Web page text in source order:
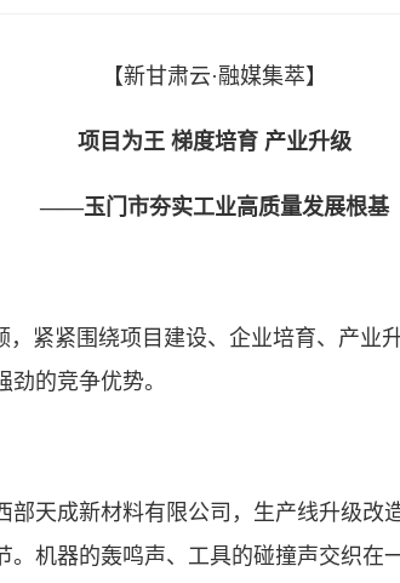
【新甘肃云·融媒集萃】
项目为王 梯度培育 产业升级
——玉门市夯实工业高质量发展根基
紧紧围绕项目建设、企业培育、产业
的竞争优势。
天成新材料有限公司，生产线升级改
机器的轰鸣声、工具的碰撞声交织在